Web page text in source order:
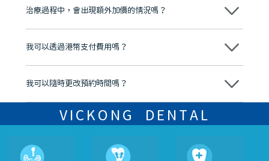
市市民極高的口碑評價及信任推薦 珠海、深圳設有八大分院，香港亦設
有咨詢及服務保障中心，有任何問題都可以隨時預約免費咨詢，讓人十
治療過程中，會出現額外加價的情況嗎？
不會，治療前我們會詳細說明治療方案及對應的價錢，顧客同意並簽字
我可以透過港幣支付費用嗎？
可以。維港口腔會按照當日匯率轉算收取費用，而匯率會及時告知客人
我可以隨時更改預約時間嗎？
可以，請盡早通過wechat或whatsapp聯絡我們，告知我們你原本預約
的時間及資料，並且重新預約的日期及時段
VICKONG DENTAL